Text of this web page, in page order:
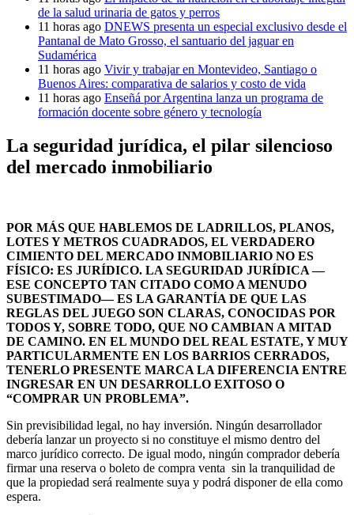
de la salud urinaria de gatos y perros
11 horas ago DNEWS presenta un especial exclusivo desde el
Pantanal de Mato Grosso, el santuario del jaguar en
Sudamérica
11 horas ago Vivir y trabajar en Montevideo, Santiago o
Buenos Aires: comparativa de salarios y costo de vida
11 horas ago Enseñá por Argentina lanza un programa de
formación docente sobre género y tecnología
La seguridad jurídica, el pilar silencioso
del mercado inmobiliario
POR MÁS QUE HABLEMOS DE LADRILLOS, PLANOS,
LOTES Y METROS CUADRADOS, EL VERDADERO
CIMIENTO DEL MERCADO INMOBILIARIO NO ES
FÍSICO: ES JURÍDICO. LA SEGURIDAD JURÍDICA —
ESE CONCEPTO TAN CITADO COMO A MENUDO
SUBESTIMADO— ES LA GARANTÍA DE QUE LAS
REGLAS DEL JUEGO SON CLARAS, CONOCIDAS POR
TODOS Y, SOBRE TODO, QUE NO CAMBIAN A MITAD
DE CAMINO. EN EL MUNDO DEL REAL ESTATE, Y MUY
PARTICULARMENTE EN LOS BARRIOS CERRADOS,
TENERLO PRESENTE MARCA LA DIFERENCIA ENTRE
INGRESAR EN UN DESARROLLO EXITOSO O
“COMPRAR UN PROBLEMA”.
Sin previsibilidad legal, no hay inversión. Ningún desarrollador
debería lanzar un proyecto si no constituye el mismo dentro del
marco jurídico correcto. De igual modo, ningún comprador debería
firmar una reserva o boleto de compra venta sin la tranquilidad de
que la propiedad será realmente suya y podrá disponer de ella como
espera.